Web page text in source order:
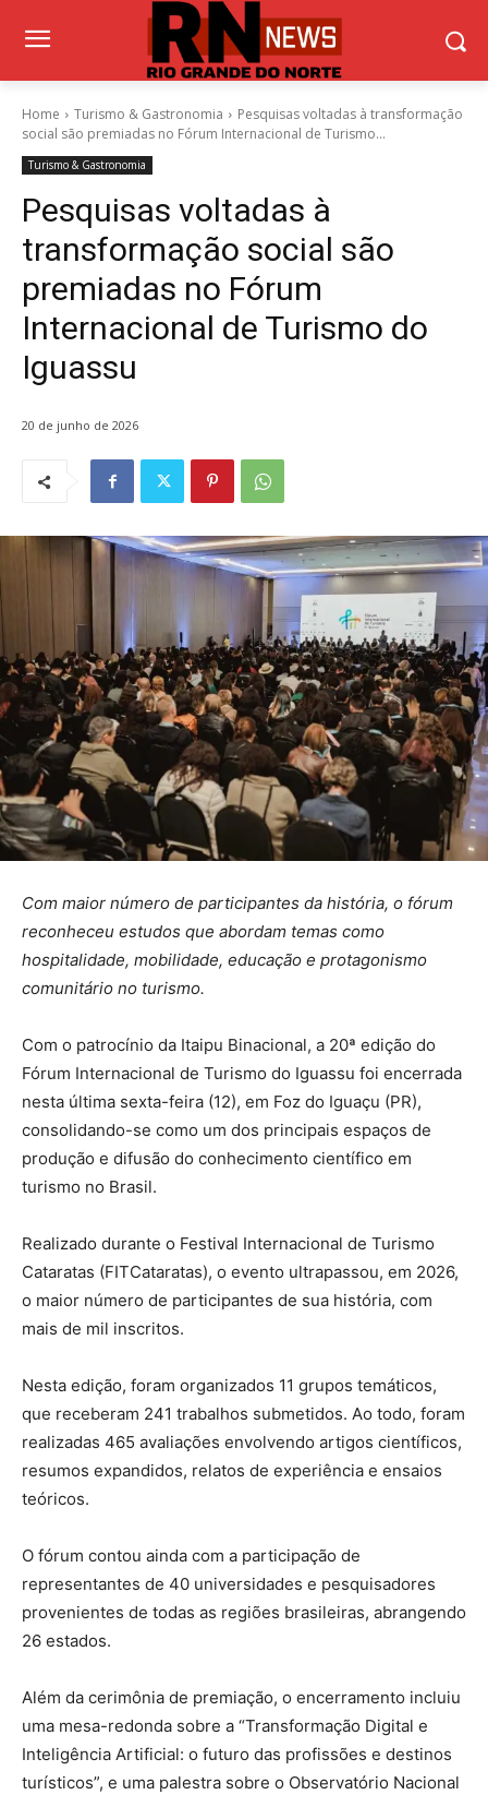
Home Turismo & Gastronomia
Pesquisas voltadas à transformação
social são premiadas no Fórum Internacional de Turismo...
Turismo & Gastronomia
Pesquisas voltadas à
transformação social são
premiadas no Fórum
Internacional de Turismo do
Iguassu
20 de junho de 2026
Com maior número de participantes da história, o fórum
reconheceu estudos que abordam temas como
hospitalidade, mobilidade, educação e protagonismo
comunitário no turismo.
Com o patrocínio da Itaipu Binacional, a 20ª edição do
Fórum Internacional de Turismo do Iguassu foi encerrada
nesta última sexta-feira (12), em Foz do Iguaçu (PR),
consolidando-se como um dos principais espaços de
produção e difusão do conhecimento científico em
turismo no Brasil.
Realizado durante o Festival Internacional de Turismo
Cataratas (FITCataratas), o evento ultrapassou, em 2026,
o maior número de participantes de sua história, com
mais de mil inscritos.
Nesta edição, foram organizados 11 grupos temáticos,
que receberam 241 trabalhos submetidos. Ao todo, foram
realizadas 465 avaliações envolvendo artigos científicos,
resumos expandidos, relatos de experiência e ensaios
teóricos.
O fórum contou ainda com a participação de
representantes de 40 universidades e pesquisadores
provenientes de todas as regiões brasileiras, abrangendo
26 estados.
Além da cerimônia de premiação, o encerramento incluiu
uma mesa-redonda sobre a “Transformação Digital e
Inteligência Artificial: o futuro das profissões e destinos
turísticos”, e uma palestra sobre o Observatório Nacional